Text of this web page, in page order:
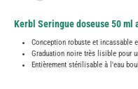
Kerbl Seringue doseuse 50 ml
Conception robuste et incassable
Graduation noire très lisible pour
Entièrement stérilisable à l'eau